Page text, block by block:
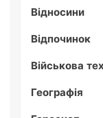
Відносини
Відпочинок
Військова
Географія